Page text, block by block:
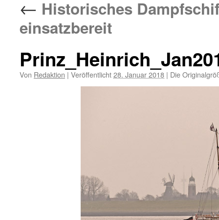
← Historisches
einsatzbereit
Von Redaktion | Veröffentlicht28. Januar 2018 | Die